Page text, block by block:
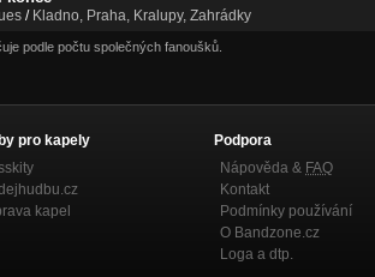
/ Kladno, Praha, Kralupy, Zahrádky
podle počtu společných fanoušků.
pro kapely
kapel
Podpora
Nápověda & FAQ
Kontakt
Podmínky používání
O Bandzone.cz
Loga a dtp.